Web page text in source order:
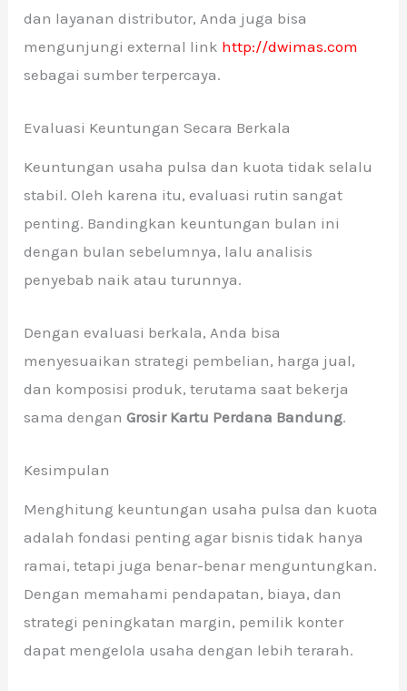
dan layanan distributor, Anda juga bisa
mengunjungi external link http://dwimas.com
sebagai sumber terpercaya.
Evaluasi Keuntungan Secara Berkala
Keuntungan usaha pulsa dan kuota tidak selalu
stabil. Oleh karena itu, evaluasi rutin sangat
penting. Bandingkan keuntungan bulan ini
dengan bulan sebelumnya, lalu analisis
penyebab naik atau turunnya.
Dengan evaluasi berkala, Anda bisa
menyesuaikan strategi pembelian, harga jual,
dan komposisi produk, terutama saat bekerja
sama denganGrosir Kartu Perdana Bandung.
Kesimpulan
Menghitung keuntungan usaha pulsa dan kuota
adalah fondasi penting agar bisnis tidak hanya
ramai, tetapi juga benar-benar menguntungkan.
Dengan memahami pendapatan, biaya, dan
strategi peningkatan margin, pemilik konter
dapat mengelola usaha dengan lebih terarah.